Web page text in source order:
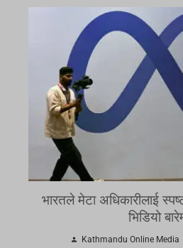
भारतले मेटा अधिकारीलाई
भिडियो
Kathmandu Online Media